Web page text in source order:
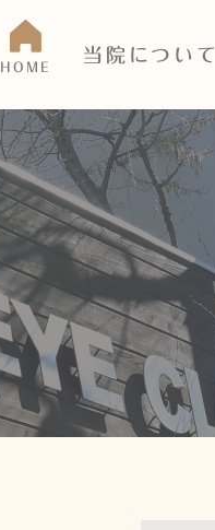
HOME
当院について
当院について
アクセス・診療時間
医師の紹介
院内・設備紹介